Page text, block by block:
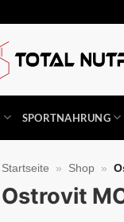
SPORTNAHRUNG
Startseite » Shop »
Ostrovit